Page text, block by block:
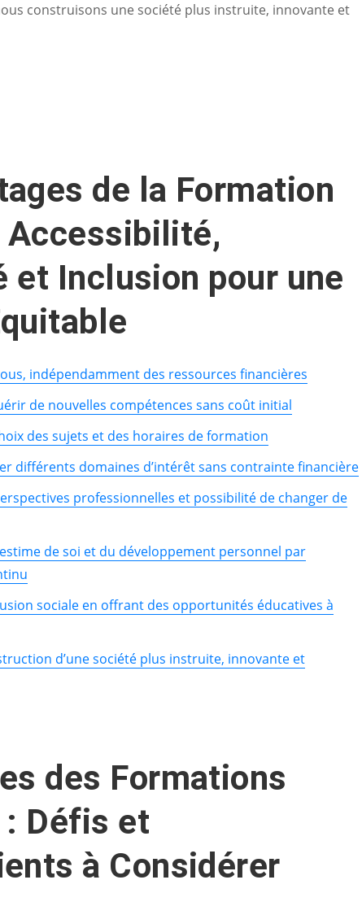
construisons une société plus instruite, innovante et
de la Formation
Accessibilité,
et Inclusion pour une
indépendamment des ressources financières
de nouvelles compétences sans coût initial
des sujets et des horaires de formation
différents domaines d’intérêt sans contrainte financière
professionnelles et possibilité de changer de
de soi et du développement personnel par
sociale en offrant des opportunités éducatives à
d’une société plus instruite, innovante et
des Formations
Défis et
à Considérer